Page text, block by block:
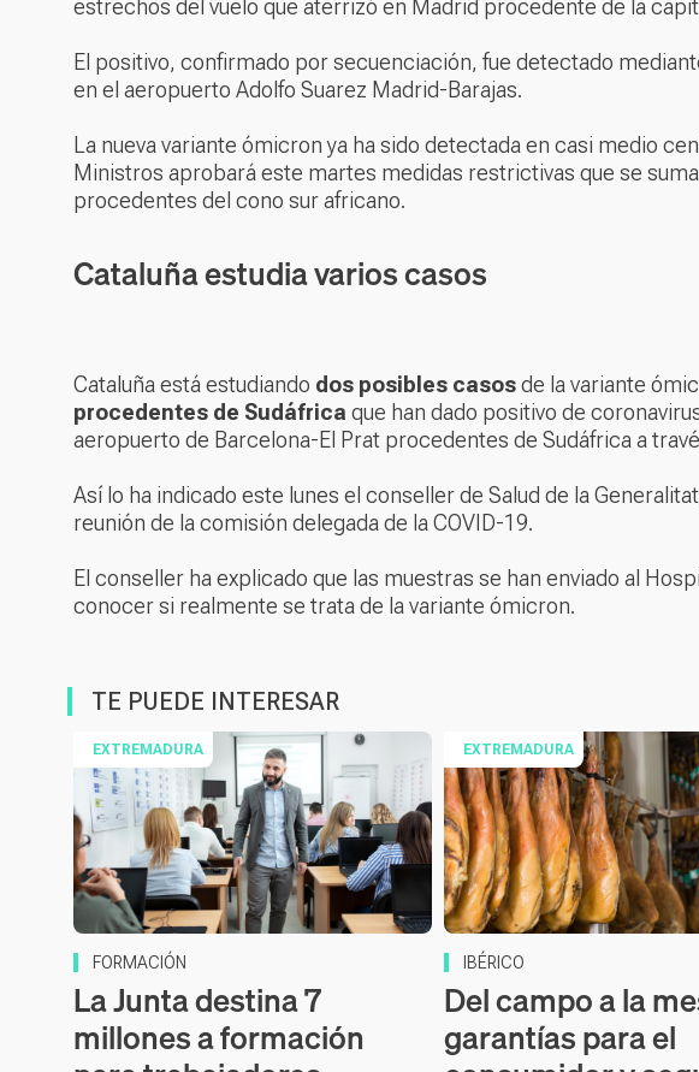
estrechos del vuelo que aterrizó en Madrid procedente de la
El positivo, confirmado por secuenciación, fue detectado
en el aeropuerto Adolfo Suarez Madrid-Barajas.
La nueva variante ómicron ya ha sido detectada en casi medio
Ministros aprobará este martes medidas restrictivas que se
procedentes del cono sur africano.
Cataluña estudia varios casos
Cataluña está estudiando dos posibles casosde la variante
procedentes de Sudáfrica que han dado positivo de
aeropuerto de Barcelona-El Prat procedentes de Sudáfrica a
Así lo ha indicado este lunes el conseller de Salud de la
reunión de la comisión delegada de la COVID-19.
El conseller ha explicado que las muestras se han enviado al
conocer si realmente se trata de la variante ómicron.
TE PUEDE INTERESAR
EXTREMADURA
FORMACIÓN
La Junta destina 7
millones a formación
EXTREMADURA
IBÉRICO
Del campo a la
garantías para el